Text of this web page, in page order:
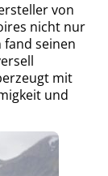
von
nicht nur
seinen
mit
und